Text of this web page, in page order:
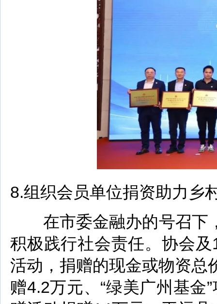
8.组织会员单位捐资助力乡
在市委金融办的号召下，
积极践行社会责任。协会
活动，捐赠的现金或物资总
赠4.2万元、“绿美广州基金